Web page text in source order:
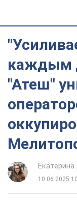
каждым
"Атеш"
10.06.2025